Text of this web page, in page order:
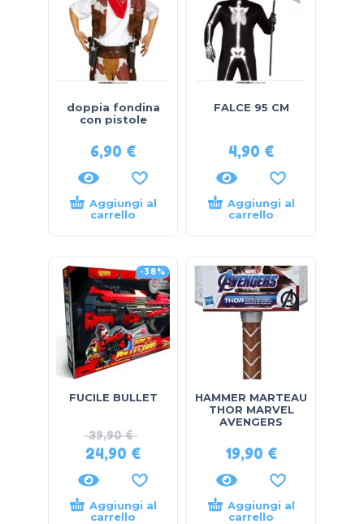
doppia fondina
con pistole
6,90 €
Aggiungi al
carrello
FALCE 95 CM
4,90 €
Aggiungi al
carrello
-38%
FUCILE BULLET
39,90€
24,90 €
Aggiungi al
carrello
HAMMER MARTEAU
THOR MARVEL
AVENGERS
19,90 €
Aggiungi al
carrello